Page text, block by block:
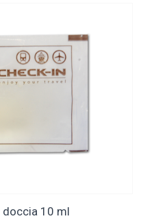
doccia 10 ml